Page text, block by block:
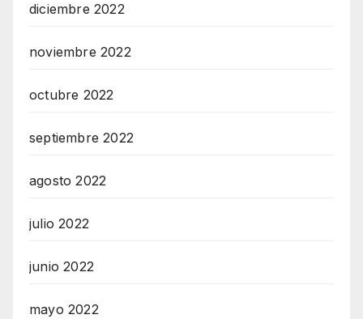
diciembre 2022
noviembre 2022
octubre 2022
septiembre 2022
agosto 2022
julio 2022
junio 2022
mayo 2022